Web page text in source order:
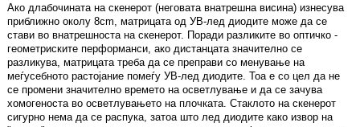
Ако длабочината на скенерот (неговата внатрешна висина) изнесува
приближно околу 8cm, матрицата од УВ-лед диодите може да се
стави во внатрешноста на скенерот. Поради разликите во оптичко -
геометриските перформанси, ако дистанцата значително се
разликува, матрицата треба да се преправи со менување на
меѓусебното растојание помеѓу УВ-лед диодите. Тоа е со цел да не
се промени значително времето на осветлување и да се зачува
хомогеноста во осветлувањето на плочката. Стаклото на скенерот
сигурно нема да се распука, затоа што лед диодите како извор на